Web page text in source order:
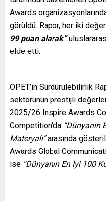
Awards
görüldü. Rapor, her iki
99 puan alarak”
elde etti.
OPET’in Sürdürülebilirlik
sektörünün prestijli
2025/26 Inspire Awards
Competition’da “Dünyanın
Materyali”arasında
Awards Global
ise “Dünyanın En İyi 100